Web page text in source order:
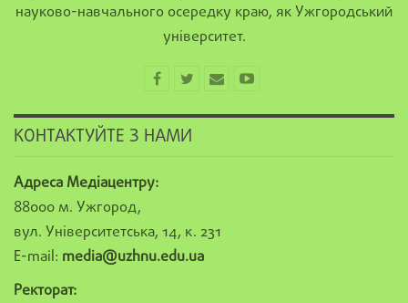
науково-навчального осередку краю, як Ужгородський
університет.
КОНТАКТУЙТЕ З НАМИ
Адреса Медіацентру:
88000 м. Ужгород,
вул. Університетська, 14, к. 231
E-mail: media@uzhnu.edu.ua
Ректорат: